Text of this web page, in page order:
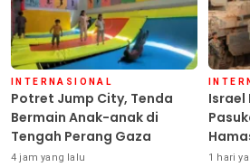
INTERNASIONAL
Potret Jump City, Tenda
Bermain Anak-anak di
Tengah Perang Gaza
4 jam yang lalu
Israel
1 hari